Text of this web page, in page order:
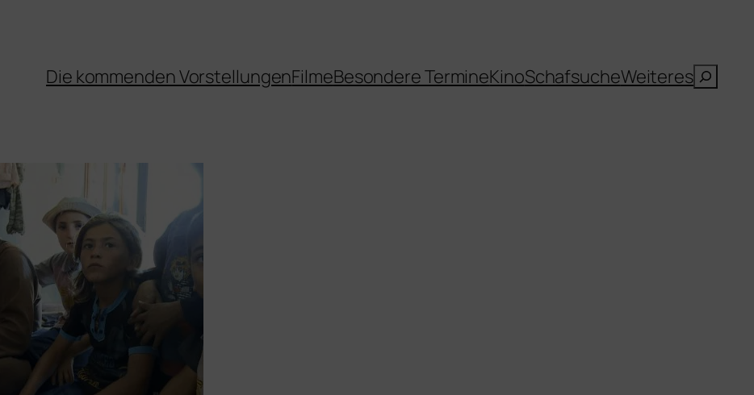
Die kommenden VorstellungenFilmeBesondere TermineKinoSchafsucheWeiteresSuchen